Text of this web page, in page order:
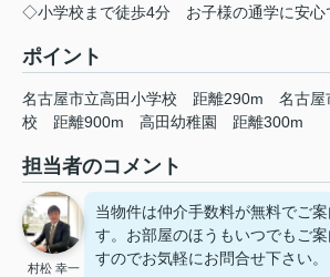
◇小学校まで徒歩4分 お子様の通学に安心
ポイント
名古屋市立高田小学校 距離290m
名古屋
校
距離900m 高田幼稚園 距離300m
担当者のコメント
村松 幸一
当物件は仲介手数料が無料でご
す。お部屋のほうもいつでもご
すのでお気軽にお問合せ下さい。